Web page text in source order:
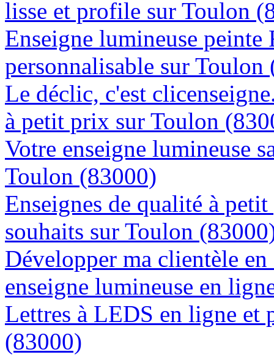
lisse et profile sur Toulon
Enseigne lumineuse
personnalisable sur Toulon
Le déclic, c'est
à petit prix sur Toulon
Votre enseigne lumineuse
Toulon (83000)
Enseignes de qualité à
souhaits sur Toulon
Développer ma clientèle
enseigne lumineuse en
Lettres à LEDS en ligne et
(83000)